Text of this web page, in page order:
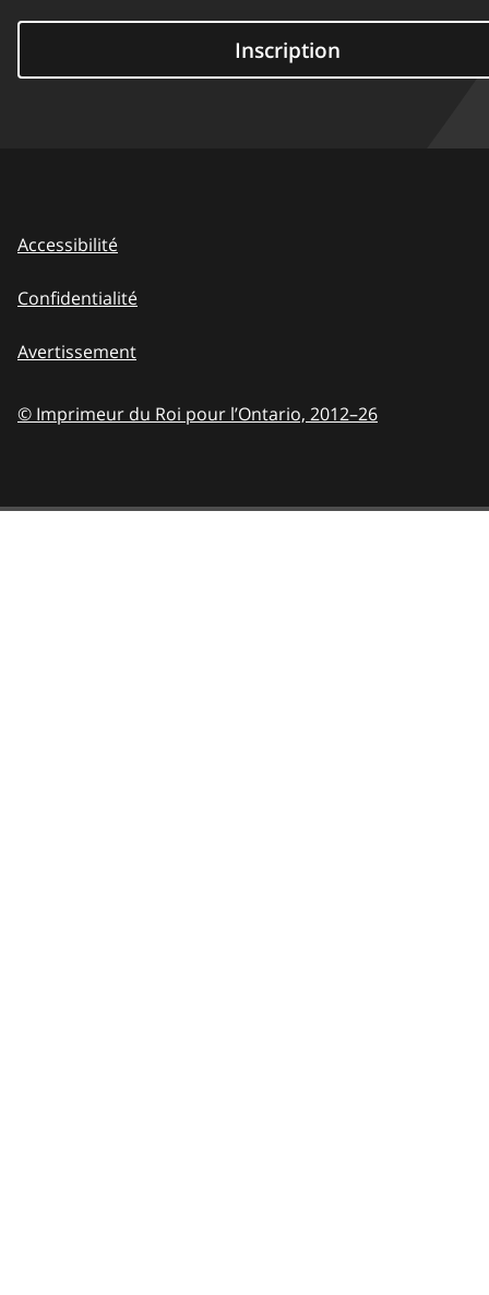
Inscription
Accessibilité
Confidentialité
Avertissement
© Imprimeur du Roi pour l’Ontario, 2012–26